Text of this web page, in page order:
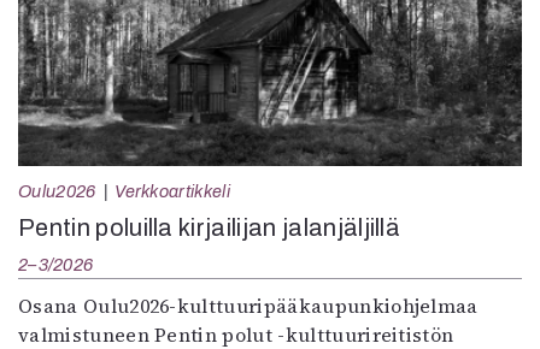
Oulu2026 Verkkoartikkeli
Pentin poluilla kirjailijan jalanjäljillä
2–3/2026
Osana Oulu2026-kulttuuripääkaupunkiohjelmaa
valmistuneen Pentin polut -kulttuurireitistön